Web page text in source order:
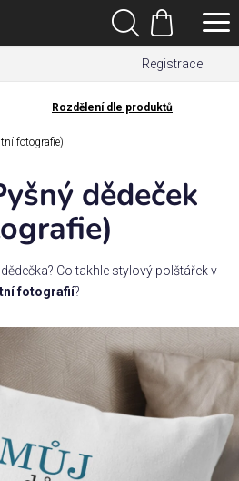
Registrace
Hledat
Nákupní
košík
Rozdělení dle produktů
fotografie)
dědeček
Co takhle stylový polštářek v
fotografií?